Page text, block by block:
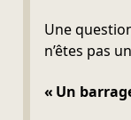
Une
n’êtes pas
« Un
Ne pas